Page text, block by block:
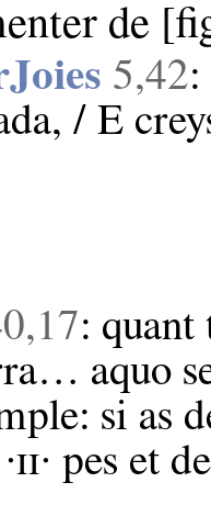
de
5,42:
/ E
: quant
aquo
si as
pes et